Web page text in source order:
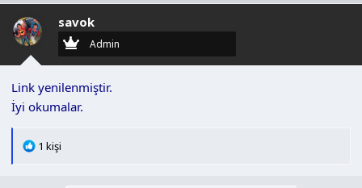
l
e
r
savok
Admin
Link yenilenmiştir.
İyi okumalar.
T1 kişi